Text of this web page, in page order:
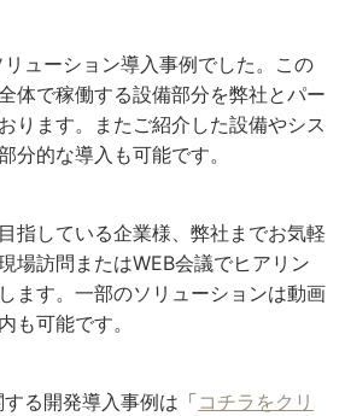
ューション導入事例でした。この
体で稼働する設備部分を弊社とパー
ります。またご紹介した設備やシス
分的な導入も可能です。
指している企業様、弊社までお気軽
場訪問またはWEB会議でヒアリン
ます。一部のソリューションは動画
も可能です。
る開発導入事例は「コチラをクリ